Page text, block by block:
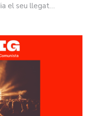
el seu llegat…